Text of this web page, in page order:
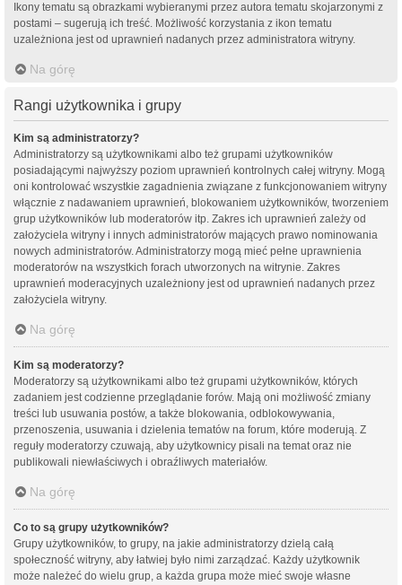
Ikony tematu są obrazkami wybieranymi przez autora tematu skojarzonymi z
postami – sugerują ich treść. Możliwość korzystania z ikon tematu
uzależniona jest od uprawnień nadanych przez administratora witryny.
Na górę
Rangi użytkownika i grupy
Kim są administratorzy?
Administratorzy są użytkownikami albo też grupami użytkowników
posiadającymi najwyższy poziom uprawnień kontrolnych całej witryny. Mogą
oni kontrolować wszystkie zagadnienia związane z funkcjonowaniem witryny
włącznie z nadawaniem uprawnień, blokowaniem użytkowników, tworzeniem
grup użytkowników lub moderatorów itp. Zakres ich uprawnień zależy od
założyciela witryny i innych administratorów mających prawo nominowania
nowych administratorów. Administratorzy mogą mieć pełne uprawnienia
moderatorów na wszystkich forach utworzonych na witrynie. Zakres
uprawnień moderacyjnych uzależniony jest od uprawnień nadanych przez
założyciela witryny.
Na górę
Kim są moderatorzy?
Moderatorzy są użytkownikami albo też grupami użytkowników, których
zadaniem jest codzienne przeglądanie forów. Mają oni możliwość zmiany
treści lub usuwania postów, a także blokowania, odblokowywania,
przenoszenia, usuwania i dzielenia tematów na forum, które moderują. Z
reguły moderatorzy czuwają, aby użytkownicy pisali na temat oraz nie
publikowali niewłaściwych i obraźliwych materiałów.
Na górę
Co to są grupy użytkowników?
Grupy użytkowników, to grupy, na jakie administratorzy dzielą całą
społeczność witryny, aby łatwiej było nimi zarządzać. Każdy użytkownik
może należeć do wielu grup, a każda grupa może mieć swoje własne